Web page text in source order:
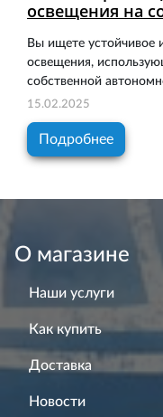
освещения на
Вы ищете устойчивое
освещения,
собственной
15.02.2025
Подробнее
О магазине
Наши услуги
Как купить
Доставка
Новости